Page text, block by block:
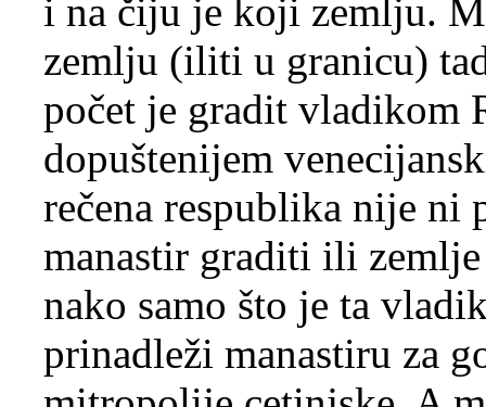
i na čiju je koji zemlju.
zemlju (iliti u granicu)
počet je gradit vladikom
dopuštenijem
rečena respublika nije
manastir graditi ili
nako samo što je ta
prinadleži manastiru za